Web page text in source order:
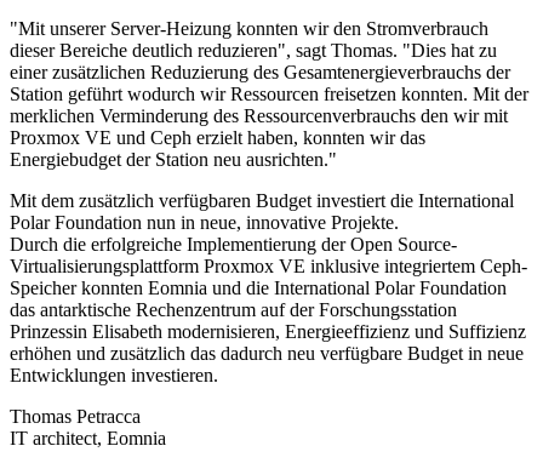
"Mit unserer Server-Heizung konnten wir den Stromverbrauch
dieser Bereiche deutlich reduzieren", sagt Thomas. "Dies hat zu
einer zusätzlichen Reduzierung des Gesamtenergieverbrauchs der
Station geführt wodurch wir Ressourcen freisetzen konnten. Mit der
merklichen Verminderung des Ressourcenverbrauchs den wir mit
Proxmox VE und Ceph erzielt haben, konnten wir das
Energiebudget der Station neu ausrichten."
Mit dem zusätzlich verfügbaren Budget investiert die International
Polar Foundation nun in neue, innovative Projekte.
Durch die erfolgreiche Implementierung der Open Source-
Virtualisierungsplattform Proxmox VE inklusive integriertem Ceph-
Speicher konnten Eomnia und die International Polar Foundation
das antarktische Rechenzentrum auf der Forschungsstation
Prinzessin Elisabeth modernisieren, Energieeffizienz und Suffizienz
erhöhen und zusätzlich das dadurch neu verfügbare Budget in neue
Entwicklungen investieren.
Thomas Petracca
IT architect, Eomnia